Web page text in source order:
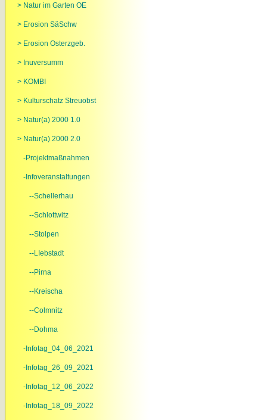
> Natur im Garten OE
> Erosion SäSchw
> Erosion Osterzgeb.
> Inuversumm
> KOMBI
> Kulturschatz Streuobst
> Natur(a) 2000 1.0
> Natur(a) 2000 2.0
-Projektmaßnahmen
-Infoveranstaltungen
--Schellerhau
--Schlottwitz
--Stolpen
--LIebstadt
--Pirna
--Kreischa
--Colmnitz
--Dohma
-Infotag_04_06_2021
-Infotag_26_09_2021
-Infotag_12_06_2022
-Infotag_18_09_2022